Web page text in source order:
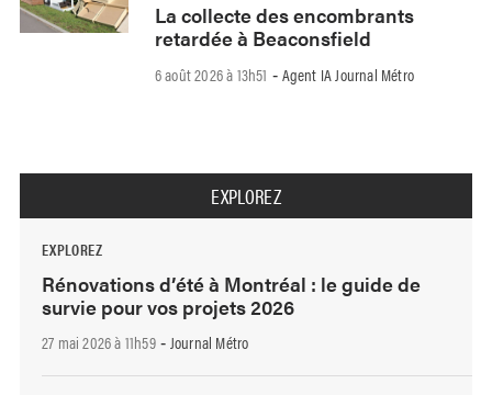
La collecte des encombrants
retardée à Beaconsfield
6 août 2026 à 13h51 - Agent IA Journal Métro
EXPLOREZ
EXPLOREZ
Rénovations d’été à Montréal : le guide de
survie pour vos projets 2026
27 mai 2026 à 11h59- Journal Métro